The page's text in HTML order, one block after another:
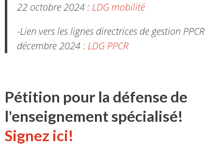
22 octobre 2024 : LDG mobilité
-Lien vers les lignes directrices de gestion PPCR
décembre 2024 : LDG PPCR
Pétition pour la défense de
l'enseignement spécialisé!
Signez ici!